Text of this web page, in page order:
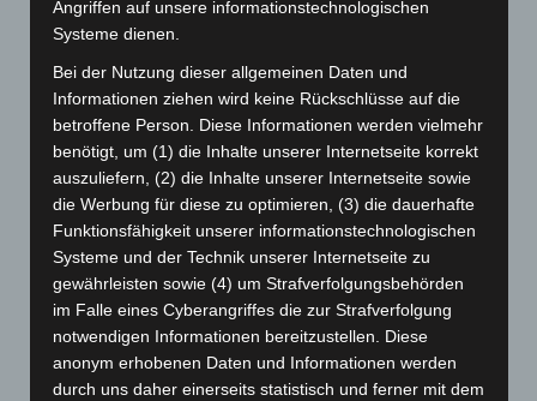
Januar 2026(122)
November 2025(114)
Oktober 2025(112)
September 2025(93)
August 2025(90)
Juli 2025(90)
Juni 2025(103)
Mai 2025(112)
April 2025(88)
März 2025
(111)
Angriffen auf unsere informationstechnologischen
Systeme dienen.
Bei der Nutzung dieser allgemeinen Daten und
Informationen ziehen wird keine Rückschlüsse auf die
betroffene Person. Diese Informationen werden vielmehr
benötigt, um (1) die Inhalte unserer Internetseite korrekt
auszuliefern, (2) die Inhalte unserer Internetseite sowie
die Werbung für diese zu optimieren, (3) die dauerhafte
Funktionsfähigkeit unserer informationstechnologischen
Systeme und der Technik unserer Internetseite zu
gewährleisten sowie (4) um Strafverfolgungsbehörden
im Falle eines Cyberangriffes die zur Strafverfolgung
notwendigen Informationen bereitzustellen. Diese
anonym erhobenen Daten und Informationen werden
durch uns daher einerseits statistisch und ferner mit dem